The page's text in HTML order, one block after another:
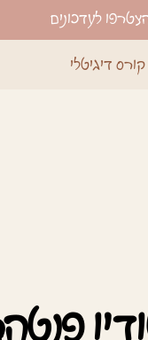
לעדכונים
דיגיטלי